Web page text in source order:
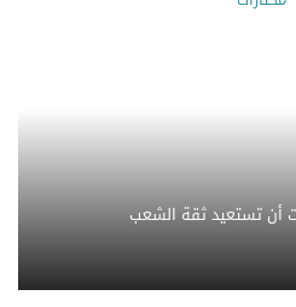
أن تستعيد ثقة الشعب